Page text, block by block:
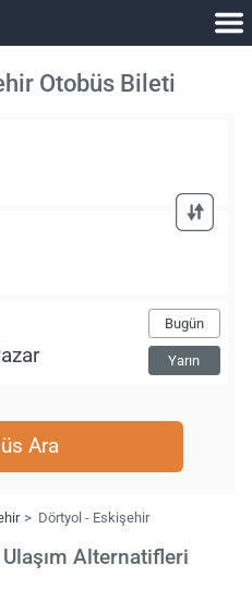
Otobüs Bileti
Bugün
Yarın
Ara
Dörtyol - Eskişehir
Alternatifleri